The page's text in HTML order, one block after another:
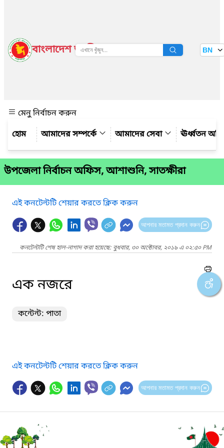
বাংলাদেশ জাতীয় তথ্য বাতায়ন BN
মেনু নির্বাচন করুন
আমাদের সম্পর্কে
আমাদের সেবা ঊর্ধ্বতন
উপজেলা নির্বাচন অফিস, আশাশুনি, সাতক্ষীরা
এই কনটেন্টটি শেয়ার করতে ক্লিক করুন
আপনার মতামত প্রদান করুন
কনটেন্টটি শেষ হাল-নাগাদ করা হয়েছে: বুধবার, ৩০ অক্টোবর, ২০১৯ এ ০২:৫০ PM
এক নজরে
কন্টেন্ট: পাতা
এই কনটেন্টটি শেয়ার করতে ক্লিক করুন
আপনার মতামত প্রদান করুন